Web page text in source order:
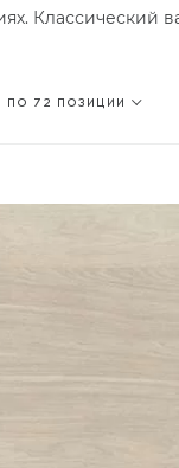
ПО 72 ПОЗИЦИИ